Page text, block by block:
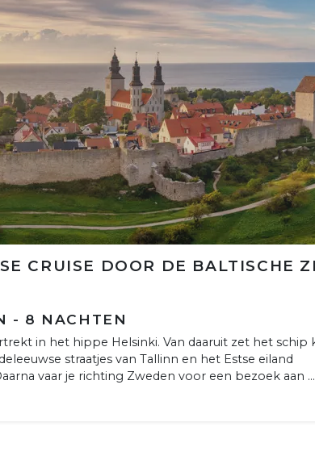
CRUISE DOOR DE BALTISCHE
- 8 NACHTEN
in het hippe Helsinki. Van daaruit zet het schip
straatjes van Tallinn en het Estse eiland
vaar je richting Zweden voor een bezoek aan ...